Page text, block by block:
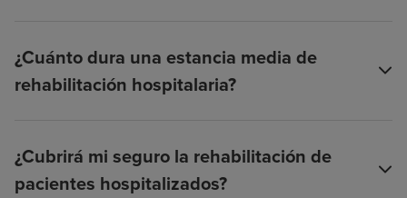
¿Cuánto dura una estancia media de
rehabilitación hospitalaria?
¿Cubrirá mi seguro la rehabilitación de
pacientes hospitalizados?